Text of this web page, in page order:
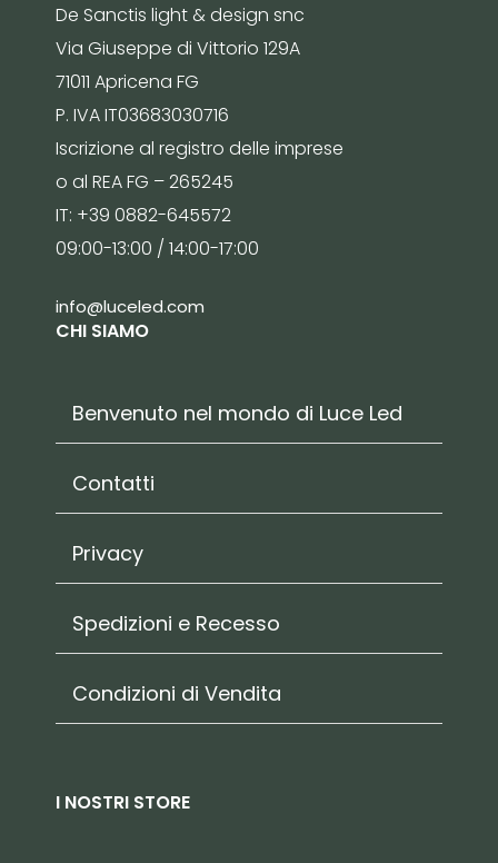
De Sanctis light & design snc
Via Giuseppe di Vittorio 129A
71011 Apricena FG
P. IVA IT03683030716
Iscrizione al registro delle imprese
o al REA FG – 265245
IT: +39 0882-645572
09:00-13:00 / 14:00-17:00
info@luceled.com
CHI SIAMO
Benvenuto nel mondo di Luce Led
Contatti
Privacy
Spedizioni e Recesso
Condizioni di Vendita
I NOSTRI STORE